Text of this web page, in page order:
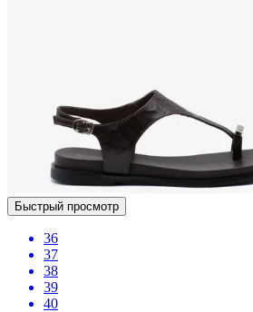
Быстрый просмотр
36
37
38
39
40